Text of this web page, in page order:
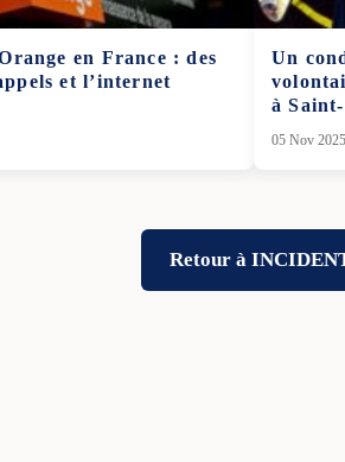
en France : des
et l’internet
Un
à
05 Nov 2025
Retour à